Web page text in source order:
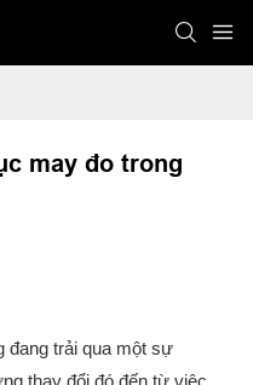
may đo trong
đang trải qua một sự